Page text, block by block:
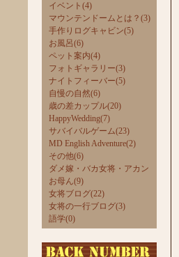
イベント(4)
マウンテンドームとは？(3)
手作りログキャビン(5)
お風呂(6)
ペット案内(4)
フォトギャラリー(3)
ナイトフィーバー(5)
自慢の自然(6)
歳の差カップル(20)
HappyWedding(7)
サバイバルゲーム(23)
MD English Adventure(2)
その他(6)
ダメ嫁・バカ女将・アカン
お母ん(9)
女将ブログ(22)
女将の一行ブログ(3)
語学(0)